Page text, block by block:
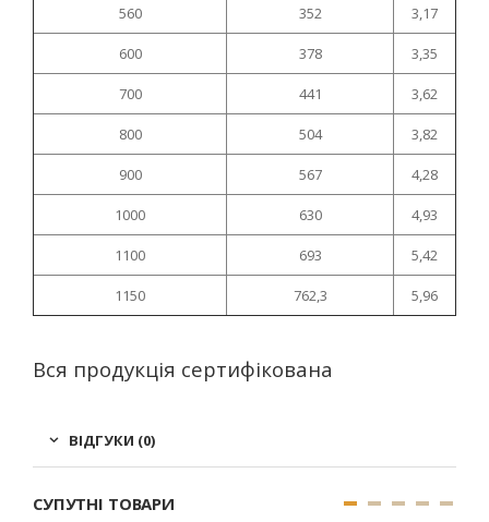
560 352 3,17
600 378 3,35
700 441 3,62
800 504 3,82
900 567 4,28
1000 630 4,93
1100 693 5,42
1150 762,3 5,96
Вся продукція сертифікована
ВІДГУКИ (0)
СУПУТНІ ТОВАРИ